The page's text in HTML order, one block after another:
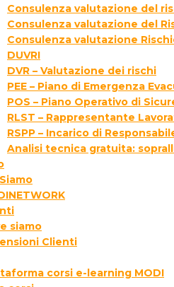
Consulenza valutazione del
Consulenza valutazione del
Consulenza valutazione
DUVRI
DVR – Valutazione dei rischi
PEE – Piano di Emergenza
POS – Piano Operativo di
RLST – Rappresentante
RSPP – Incarico di
Analisi tecnica gratuita:
siamo
Clienti
corsi e-learning MODI